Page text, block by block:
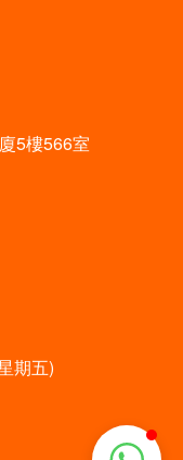
5樓566室
期五)